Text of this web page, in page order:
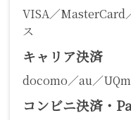
VISA／MasterCard
ス
キャリア決済
docomo／au／
コンビニ決済・